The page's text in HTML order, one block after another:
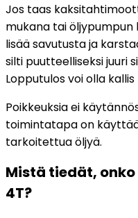
Jos taas
mukana tai öljypumpun
lisää savutusta ja
silti puutteelliseksi juuri
Lopputulos voi olla
Poikkeuksia ei
toimintatapa on
tarkoitettua öljyä.
Mistä tiedät,
4T?